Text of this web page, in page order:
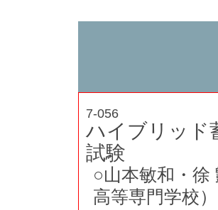
7-056
ハイブリッド
試験
○山本敏和・徐
高等専門学校